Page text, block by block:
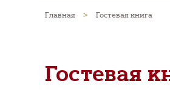
Главная > Гостевая книга
Гостевая